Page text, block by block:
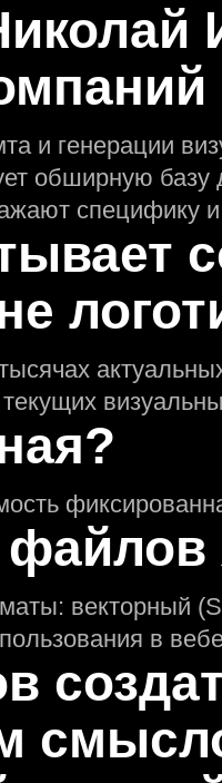
и генерации
обширную базу
специфику и
векторный
в